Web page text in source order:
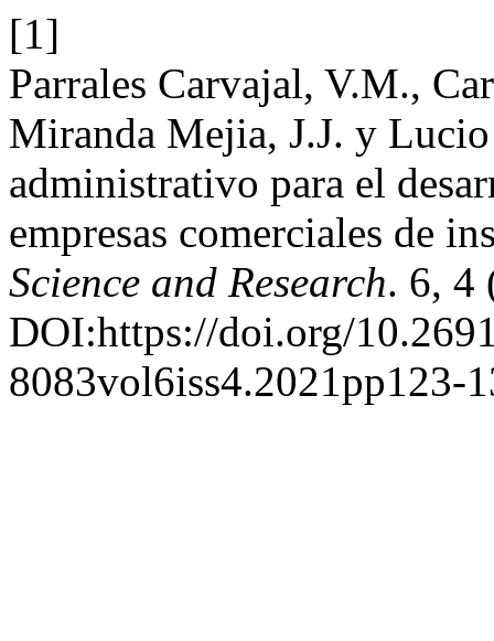
[1]
Parrales Carvajal, V.M.,
Miranda Mejia, J.J. y
administrativo para el
empresas comerciales de
Science and Research. 6, 4
DOI:https://doi.org/
8083vol6iss4.2021pp123-